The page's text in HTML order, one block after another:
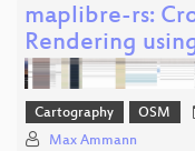
maplibre-rs:
Rendering
Cartography OSM
Max Ammann